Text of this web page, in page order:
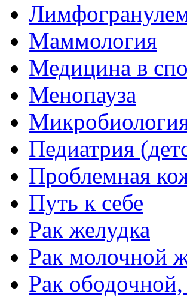
Маммология
Медицина в
Менопауза
Педиатрия
Проблемная
Путь к себе
Рак желудка
Рак молочной
Рак